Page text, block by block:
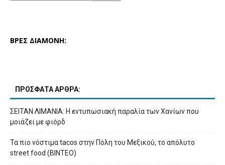
ΒΡΕΣ ΔΙΑΜΟΝΗ:
ΠΡΟΣΦΑΤΑ ΑΡΘΡΑ:
ΣΕΙΤΑΝ ΛΙΜΑΝΙΑ: Η εντυπωσιακή παραλία των Χανίων που
μοιάζει με φιόρδ
Τα πιο νόστιμα tacos στην Πόλη του Μεξικού, το απόλυτο
street food (ΒΙΝΤΕΟ)